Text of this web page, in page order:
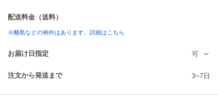
配送料金（送料）
※離島などの例外はあります。詳細はこちら
お届け日指定 可
注文から発送まで 3~7日